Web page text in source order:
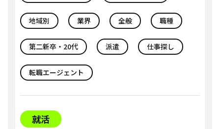
地域別 業界 全般 職種
第二新卒・20代 派遣 仕事探し
転職エージェント
就活